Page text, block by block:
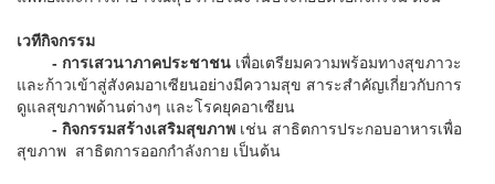
เวทีกิจกรรม
- การเสวนาภาคประชาชน เพื่อเตรียมความพร้อมทางสุขภาวะ
และก้าวเข้าสู่สังคมอาเซียนอย่างมีความสุข สาระสำคัญเกี่ยวกับการ
ดูแลสุขภาพด้านต่างๆ และโรคยุคอาเซียน
- กิจกรรมสร้างเสริมสุขภาพ เช่น สาธิตการประกอบอาหารเพื่อ
สุขภาพ สาธิตการออกกำลังกาย เป็นต้น